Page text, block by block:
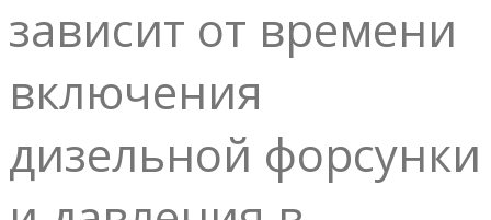
зависит от времени
включения
дизельной форсунки